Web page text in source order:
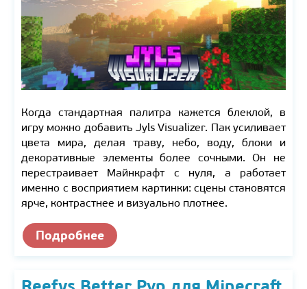
Когда стандартная палитра кажется блеклой, в
игру можно добавить Jyls Visualizer. Пак усиливает
цвета мира, делая траву, небо, воду, блоки и
декоративные элементы более сочными. Он не
перестраивает Майнкрафт с нуля, а работает
именно с восприятием картинки: сцены становятся
ярче, контрастнее и визуально плотнее.
Подробнее